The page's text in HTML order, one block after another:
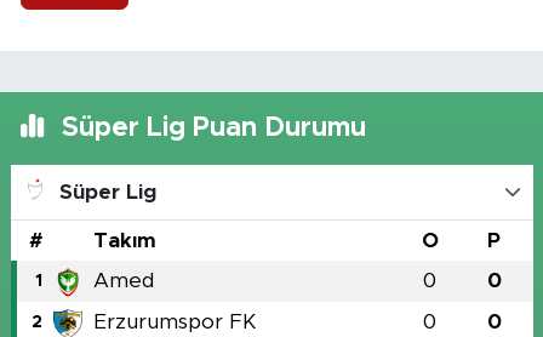
Süper Lig Puan Durumu
Süper Lig
# Takım O P
1 Amed 0 0
2 Erzurumspor FK 0 0